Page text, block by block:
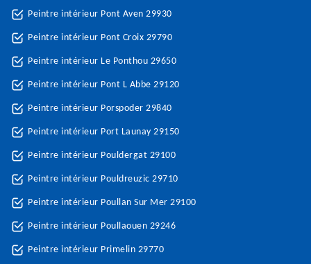
Peintre intérieur Pont Aven 29930
Peintre intérieur Pont Croix 29790
Peintre intérieur Le Ponthou 29650
Peintre intérieur Pont L Abbe 29120
Peintre intérieur Porspoder 29840
Peintre intérieur Port Launay 29150
Peintre intérieur Pouldergat 29100
Peintre intérieur Pouldreuzic 29710
Peintre intérieur Poullan Sur Mer 29100
Peintre intérieur Poullaouen 29246
Peintre intérieur Primelin 29770